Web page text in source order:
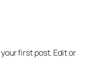
first post. Edit or